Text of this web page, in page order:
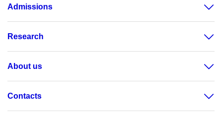
Admissions
Research
About us
Contacts